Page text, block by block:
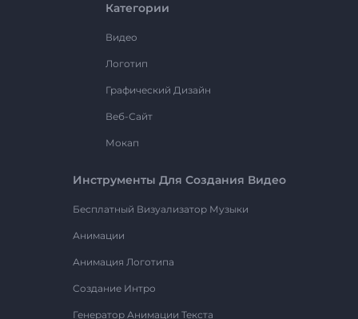
Категории
Видео
Логотип
Графический Дизайн
Веб-Сайт
Мокап
Инструменты Для Создания Видео
Бесплатный Визуализатор Музыки
Анимации
Анимация Логотипа
Создание Интро
Генератор Анимации Текста